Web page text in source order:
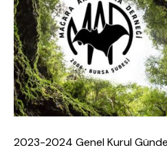
2023-2024 Genel Kurul